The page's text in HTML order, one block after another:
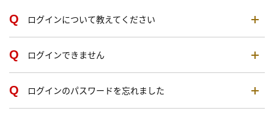
ログインについて教えてください
ログインできません
ログインのパスワードを忘れました